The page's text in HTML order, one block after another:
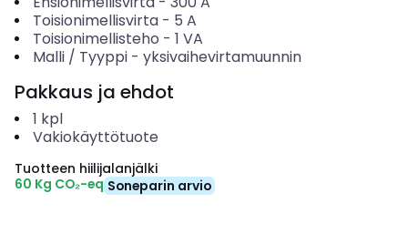
Toisionimellisvirta- 5 A
Toisionimellisteho - 1 VA
Malli / Tyyppi- yksivaihevirtamuunnin
Pakkaus ja ehdot
1 kpl
Vakiokäyttötuote
Tuotteen hiilijalanjälki
60 Kg CO₂-eq Soneparin arvio